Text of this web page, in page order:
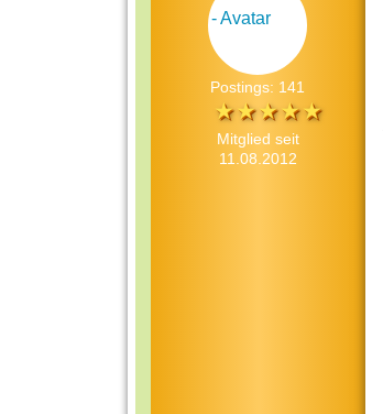
Postings: 141
Mitglied seit
11.08.2012